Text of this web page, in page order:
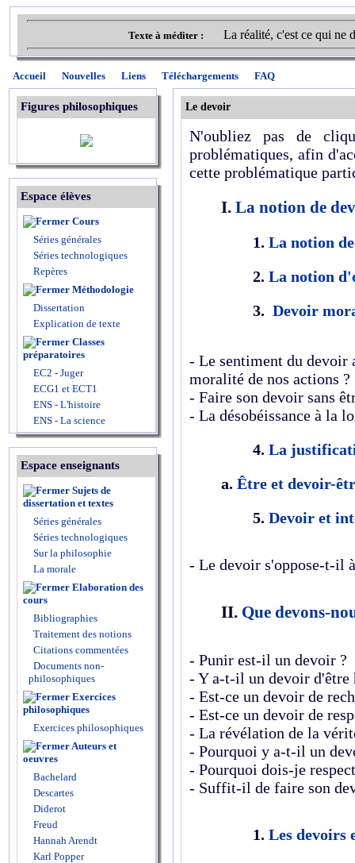
Texte à méditer : La réalité, c'est ce qui ne
Accueil Nouvelles Liens Téléchargements FAQ
Figures philosophiques
Espace élèves
Cours
Séries générales
Séries technologiques
Repères
Méthodologie
Dissertation
Explication de texte
Classes
préparatoires
EC2 - Juger
ECG1 et ECT1
ENS - L'histoire
ENS - La science
Espace enseignants
Sujets de
dissertation et textes
Séries générales
Séries technologiques
Sur la philosophie
La morale
Elaboration des
cours
Bibliographies
Traitement des notions
Citations commentées
Documents non-
philosophiques
Exercices
philosophiques
Exercices philosophiques
Auteurs et
oeuvres
Bachelard
Descartes
Diderot
Freud
Hannah Arendt
Karl Popper
Le devoir
N'oubliez pas de
problématiques, afin
cette problématique
I. La notion de
1. La notion
2. La notion
3. Devoir
- Le sentiment du
moralité de nos actions ?
- Faire son devoir sans
- La désobéissance à la
4. La
a. Être et devoir-
5. Devoir et
- Le devoir s'oppose-t-il
II. Que devons-
- Punir est-il un devoir ?
- Y a-t-il un devoir d'être
- Est-ce un devoir de
- Est-ce un devoir de
- La révélation de la
- Pourquoi y a-t-il un
- Pourquoi dois-je
- Suffit-il de faire son
1. Les devoirs